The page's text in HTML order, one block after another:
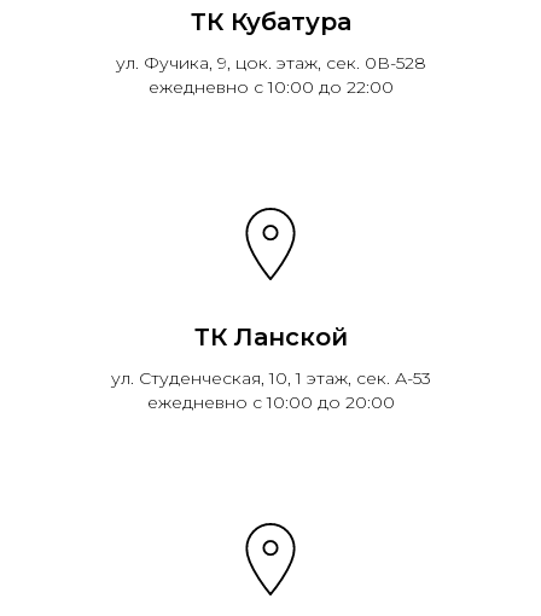
ТК Кубатура
ул. Фучика, 9, цок. этаж, сек. 0В-528
ежедневно с 10:00 до 22:00
ТК Ланской
ул. Студенческая, 10, 1 этаж, сек. А-53
ежедневно с 10:00 до 20:00